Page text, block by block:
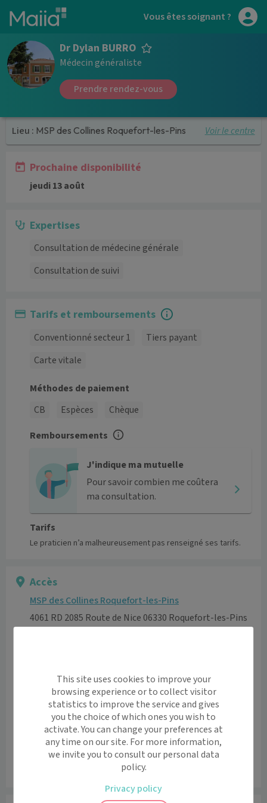
Aller au contenu principal Vous êtes soignant ?
Dr Dylan BURRO
Médecin généraliste
Prendre rendez-vous
Lieu : MSP des Collines Roquefort-les-Pins Voir le centre
Prochaine disponibilité
jeudi 13 août
Expertises
Consultation de médecine générale
Consultation de suivi
Tarifs et remboursements
Conventionné secteur 1
Tiers payant
Carte vitale
Méthodes de paiement
CB
Espèces
Chèque
Remboursements
J'indique ma mutuelle
Pour savoir combien me coûtera
ma consultation.
Tarifs
Le praticien n’a malheureusement pas renseigné ses tarifs.
Accès
MSP des Collines Roquefort-les-Pins
4061 RD 2085 Route de Nice 06330 Roquefort-les-Pins
Leaflet
This site uses cookies to improve your
browsing experience or to collect visitor
statistics to improve the service and gives
you the choice of which ones you wish to
activate. You can change your preferences at
any time on our site. For more information,
we invite you to consult our personal data
policy.
Privacy policy